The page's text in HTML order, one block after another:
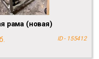
рама (новая)
ID - 155412